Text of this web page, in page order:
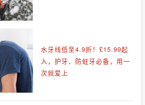
水牙线低至4.9折！£15.99起
入，护牙、防蛀牙必备，用一
次就爱上